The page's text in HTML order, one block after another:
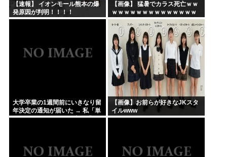
【速報】 イオンモール熊本の爆
発原因が判明！！！！
【画像】 猛暑でカラス死亡ｗｗ
ｗｗｗｗｗｗｗｗｗｗｗｗｗｗ
ｗｗｗｗｗｗ
大学卒業の1週間前にいきなり留
年決定の通知が届いた → 私「単
位は取得しました！」大学「い
【画像】お前らが好きなJKスタ
イルwww